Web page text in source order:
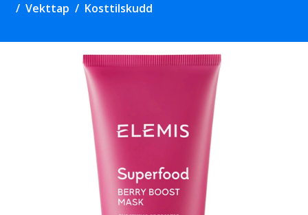
Vekttap Kosttilskudd